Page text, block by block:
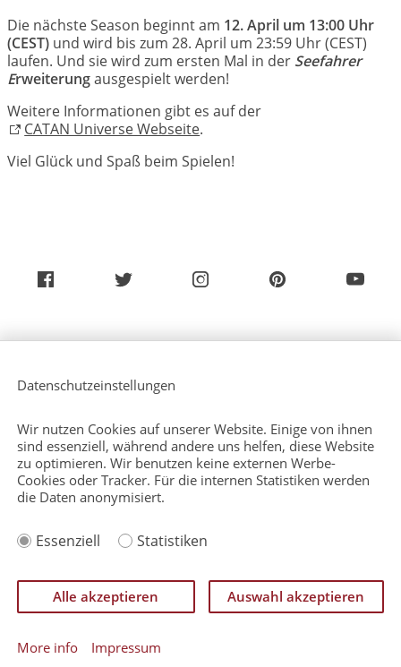
Datenschutzeinstellungen
Wir nutzen Cookies auf unserer Website. Einige von ihnen
sind essenziell, während andere uns helfen, diese Website
zu optimieren. Wir benutzen keine externen Werbe-
Cookies oder Tracker. Für die internen Statistiken werden
die Daten anonymisiert.
Essenziell Statistiken
Alle akzeptieren
Einverständniserklärung zurückziehenAuswahl akzeptieren
More info Impressum
Die nächste Season beginnt am 12. April um 13:00 Uhr
(CEST) und wird bis zum 28. April um 23:59 Uhr (CEST)
laufen. Und sie wird zum ersten Mal in der Seefahrer
Erweiterungausgespielt werden!
Weitere Informationen gibt es auf der
CATAN Universe Webseite.
Viel Glück und Spaß beim Spielen!
Sitemap
Datenschutzerklärung
Rechtlicher Hinweis